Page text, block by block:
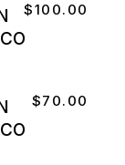
$100.00
$70.00